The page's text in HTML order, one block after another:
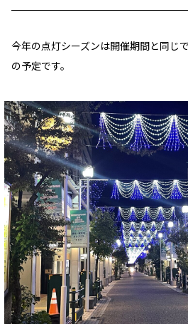
今年の点灯シーズンは開催期間と同じ
の予定です。